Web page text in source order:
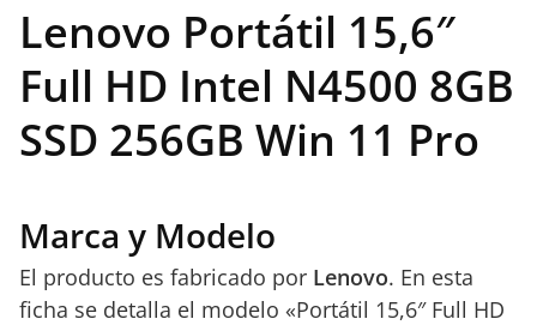
Lenovo Portátil 15,6″
Full HD Intel N4500 8GB
SSD 256GB Win 11 Pro
Marca y Modelo
El producto es fabricado por Lenovo. En esta
ficha se detalla el modelo «Portátil 15,6″ Full HD